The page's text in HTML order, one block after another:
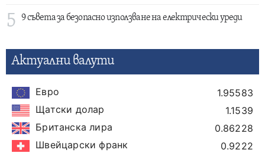
5 9 съвета за безопасно използване на електрически уреди
Актуални валути
Евро
1.95583
Щатски долар
1.1539
Британска лира
0.86228
Швейцарски франк
0.9222